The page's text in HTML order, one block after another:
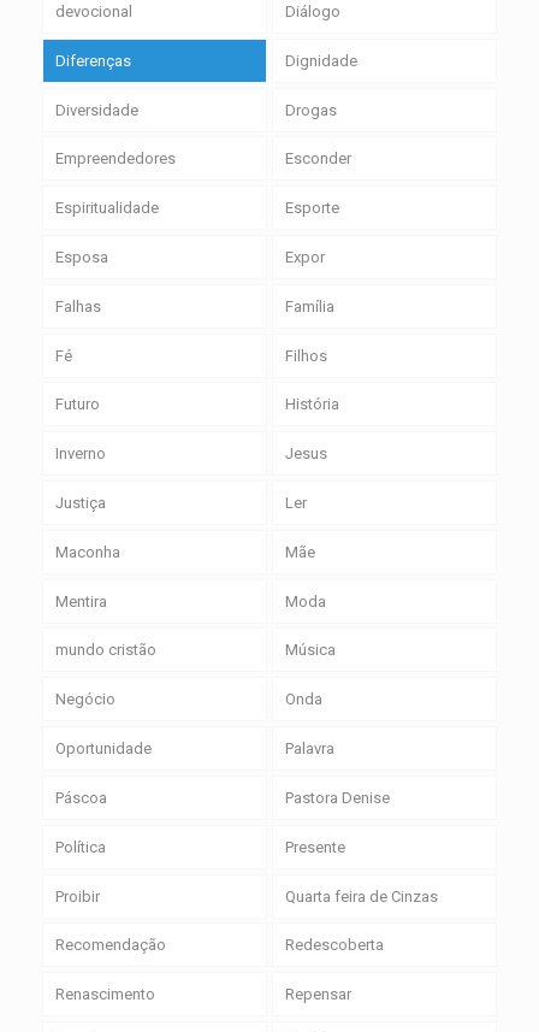
devocional Diálogo
Diferenças Dignidade
Diversidade Drogas
Empreendedores Esconder
Espiritualidade Esporte
Esposa Expor
Falhas Família
Fé Filhos
Futuro História
Inverno Jesus
Justiça Ler
Maconha Mãe
Mentira Moda
mundo cristão Música
Negócio Onda
Oportunidade Palavra
Páscoa Pastora Denise
Política Presente
Proibir Quarta feira de Cinzas
Recomendação Redescoberta
Renascimento Repensar